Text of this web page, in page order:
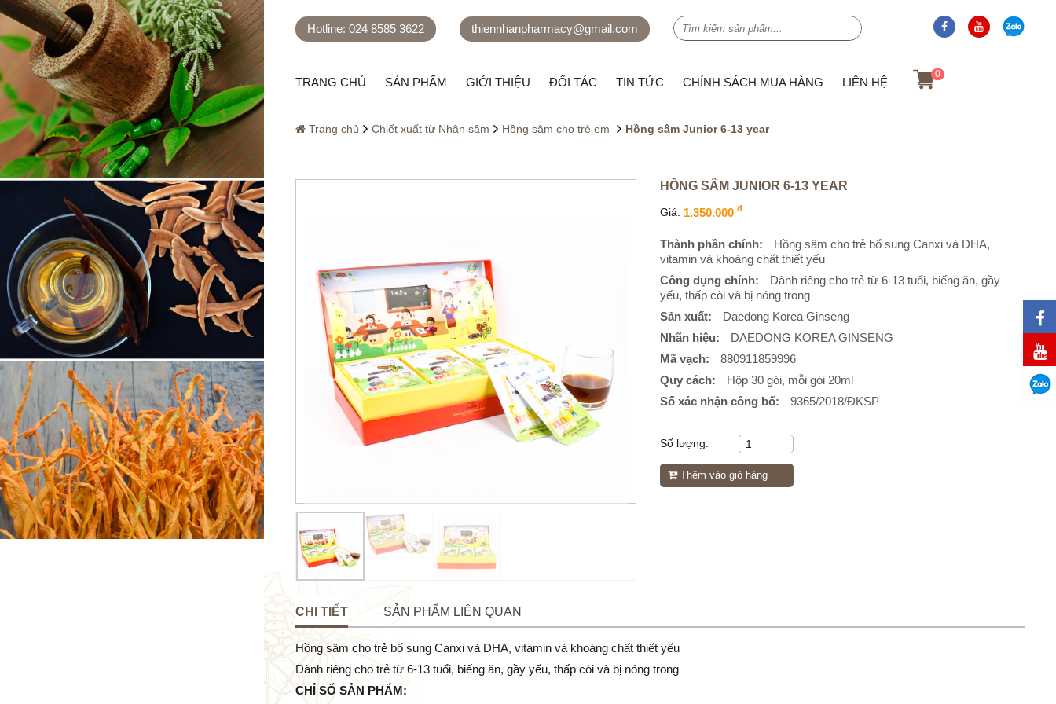
Hotline: 024 8585 3622 thiennhanpharmacy@gmail.com
TRANG CHỦ SẢN PHẨM GIỚI THIỆU ĐỐI TÁC TIN TỨC CHÍNH SÁCH MUA HÀNG LIÊN HỆ
0
Trang chủ Chiết xuất từ Nhân sâm Hồng sâm cho trẻ em Hồng sâm Junior 6-13 year
HỒNG SÂM JUNIOR 6-13 YEAR
Giá: 1.350.000 đ
Thành phần chính:
Hồng sâm cho trẻ bổ sung Canxi và DHA,
vitamin và khoáng chất thiết yếu
Công dụng chính:
Dành riêng cho trẻ từ 6-13 tuổi, biếng ăn, gầy
yếu, thấp còi và bị nóng trong
Sản xuất:
Daedong Korea Ginseng
Nhãn hiệu:
DAEDONG KOREA GINSENG
Mã vạch:
880911859996
Quy cách:
Hộp 30 gói, mỗi gói 20ml
Số xác nhận công bố:
9365/2018/ĐKSP
Số lượng:
Thêm vào giỏ hàng
CHI TIẾT SẢN PHẨM LIÊN QUAN
Hồng sâm cho trẻ bổ sung Canxi và DHA, vitamin và khoáng chất thiết yếu
Dành riêng cho trẻ từ 6-13 tuổi, biếng ăn, gầy yếu, thấp còi và bị nóng trong
CHỈ SỐ SẢN PHẨM: